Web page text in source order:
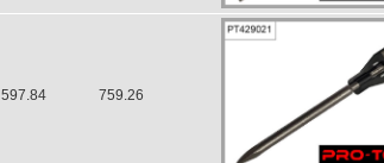
597.84
759.26